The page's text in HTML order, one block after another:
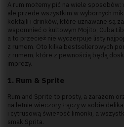
A rum możemy pić na wiele
ale przede wszystkim w wybornych
koktajli i drinków, które uznawane są
wspomnieć o kultowym Mojito, Cuba
a to przecież nie wyczerpuje listy
z rumem. Oto kilka bestsellerowych
z rumem, które z pewnością będą
imprezy.
1. Rum & Sprite
Rum and Sprite to prosty, a zarazem
na letnie wieczory. Łączy w sobie
i cytrusową świeżość limonki, a
smak Sprita.